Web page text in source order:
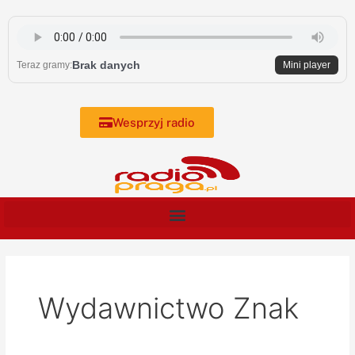
content
Teraz gramy:Brak danych Mini player
Wesprzyj radio
Wydawnictwo Znak